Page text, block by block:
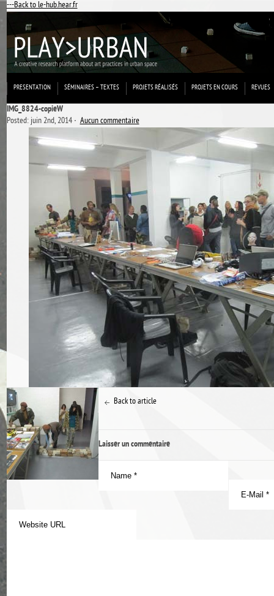
---Back to le-hub.hear.fr
PRESENTATION SÉMINAIRES – TEXTES PROJETS RÉALISÉS PROJETS EN COURS REVUES
IMG_8824-copieW
Posted: juin 2nd, 2014 ˑAucun commentaire
Back to article
Laisser un commentaire